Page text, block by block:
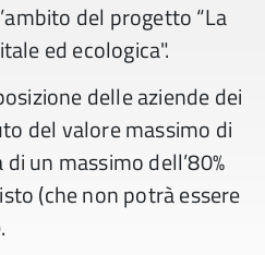
del progetto “La
ed ecologica".
delle aziende dei
del valore massimo di
un massimo dell’80%
(che non potrà essere